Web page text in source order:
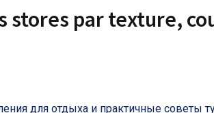
stores par texture,